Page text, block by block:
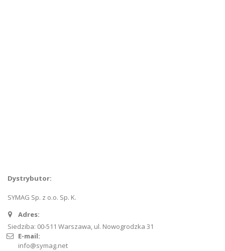
Dystrybutor:
SYMAG Sp. z o.o. Sp. K.
Adres:
Siedziba: 00-511 Warszawa, ul. Nowogrodzka 31
E-mail:
info@symag.net